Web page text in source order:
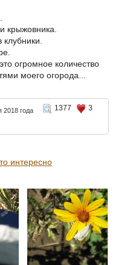
крыжовника.
огромное количество
моего огорода...
2018 года 1377
3
интересно